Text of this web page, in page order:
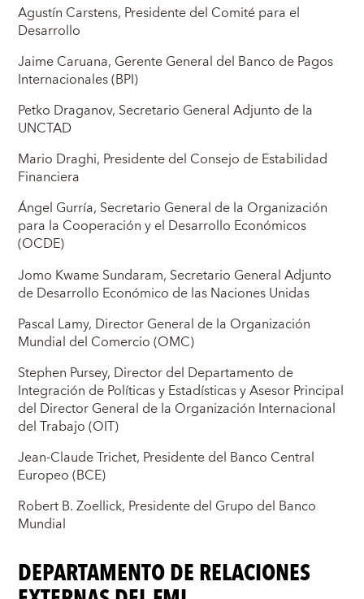
Agustín Carstens, Presidente del Comité para el
Desarrollo
Jaime Caruana, Gerente General del Banco de Pagos
Internacionales (BPI)
Petko Draganov, Secretario General Adjunto de la
UNCTAD
Mario Draghi, Presidente del Consejo de Estabilidad
Financiera
Ángel Gurría, Secretario General de la Organización
para la Cooperación y el Desarrollo Económicos
(OCDE)
Jomo Kwame Sundaram, Secretario General Adjunto
de Desarrollo Económico de las Naciones Unidas
Pascal Lamy, Director General de la Organización
Mundial del Comercio (OMC)
Stephen Pursey, Director del Departamento de
Integración de Políticas y Estadísticas y Asesor Principal
del Director General de la Organización Internacional
del Trabajo (OIT)
Jean-Claude Trichet, Presidente del Banco Central
Europeo (BCE)
Robert B. Zoellick, Presidente del Grupo del Banco
Mundial
DEPARTAMENTO DE RELACIONES